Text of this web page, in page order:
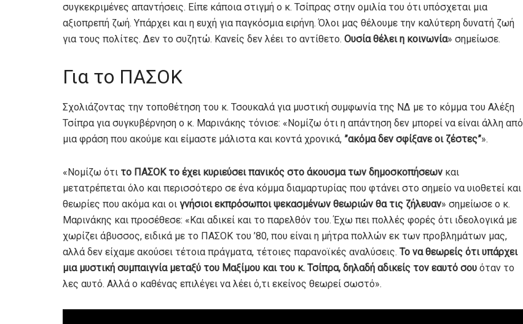
συγκεκριμένες απαντήσεις. Είπε κάποια στιγμή ο κ. Τσίπρας στην ομιλία του ότι υπόσχεται μια
αξιοπρεπή ζωή. Υπάρχει και η ευχή για παγκόσμια ειρήνη. Όλοι μας θέλουμε την καλύτερη δυνατή ζωή
για τους πολίτες. Δεν το συζητώ. Κανείς δεν λέει το αντίθετο. Ουσία θέλει η κοινωνία» σημείωσε.
Για το ΠΑΣΟΚ
Σχολιάζοντας την τοποθέτηση του κ. Τσουκαλά για μυστική συμφωνία της ΝΔ με το κόμμα του Αλέξη
Τσίπρα για συγκυβέρνηση ο κ. Μαρινάκης τόνισε: «Νομίζω ότι η απάντηση δεν μπορεί να είναι άλλη από
μια φράση που ακούμε και είμαστε μάλιστα και κοντά χρονικά, ”ακόμα δεν σφίξανε οι ζέστες”».
«Νομίζω ότι το ΠΑΣΟΚ το έχει κυριεύσει πανικός στο άκουσμα των δημοσκοπήσεων και
μετατρέπεται όλο και περισσότερο σε ένα κόμμα διαμαρτυρίας που φτάνει στο σημείο να υιοθετεί και
θεωρίες που ακόμα και οι γνήσιοι εκπρόσωποι ψεκασμένων θεωριών θα τις ζήλευαν» σημείωσε ο κ.
Μαρινάκης και προσέθεσε: «Και αδικεί και το παρελθόν του. Έχω πει πολλές φορές ότι ιδεολογικά με
χωρίζει άβυσσος, ειδικά με το ΠΑΣΟΚ του ’80, που είναι η μήτρα πολλών εκ των προβλημάτων μας,
αλλά δεν είχαμε ακούσει τέτοια πράγματα, τέτοιες παρανοϊκές αναλύσεις. Το να θεωρείς ότι υπάρχει
μια μυστική συμπαιγνία μεταξύ του Μαξίμου και του κ. Τσίπρα, δηλαδή αδικείς τον εαυτό σου όταν το
λες αυτό. Αλλά ο καθένας επιλέγει να λέει ό,τι εκείνος θεωρεί σωστό».